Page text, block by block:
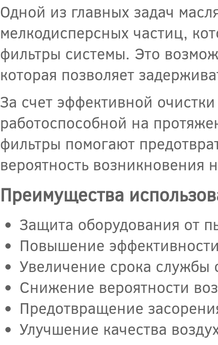
Одной из главных задач
мелкодисперсных частиц,
фильтры системы. Это
которая позволяет
За счет эффективной
работоспособной на
фильтры помогают
вероятность возникновения
Преимущества
Защита оборудования от
Повышение
Увеличение срока службы
Снижение вероятности
Предотвращение
Улучшение качества